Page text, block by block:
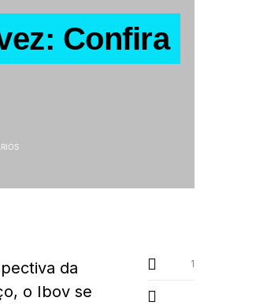
Confira
1
da
o Ibov se